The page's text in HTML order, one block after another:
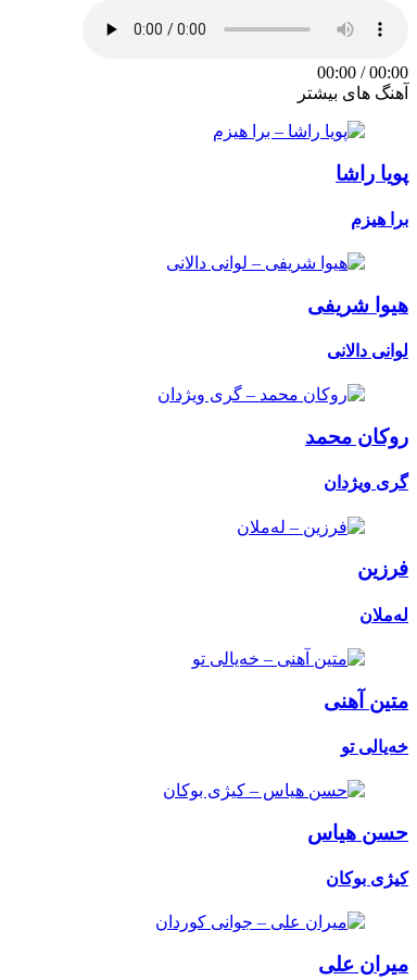
00:00
/
00:00
آهنگ های بیشتر
پویا راشا
برا هیزم
هیوا شریفی
لوانی دالانی
روکان محمد
گری ویژدان
فرزین
لەملان
متین آهنی
خەیالی تو
حسن هیاس
کیژی بوکان
میران علی